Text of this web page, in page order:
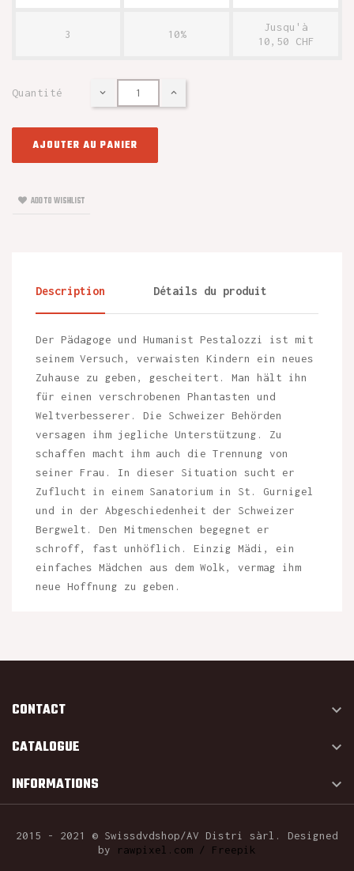
3 10%
Jusqu'à
10,50 CHF
Quantité
AJOUTER AU PANIER
ADD TO WISHLIST
Description Détails du produit
Der Pädagoge und Humanist Pestalozzi ist mit
seinem Versuch, verwaisten Kindern ein neues
Zuhause zu geben, gescheitert. Man hält ihn
für einen verschrobenen Phantasten und
Weltverbesserer. Die Schweizer Behörden
versagen ihm jegliche Unterstützung. Zu
schaffen macht ihm auch die Trennung von
seiner Frau. In dieser Situation sucht er
Zuflucht in einem Sanatorium in St. Gurnigel
und in der Abgeschiedenheit der Schweizer
Bergwelt. Den Mitmenschen begegnet er
schroff, fast unhöflich. Einzig Mädi, ein
einfaches Mädchen aus dem Wolk, vermag ihm
neue Hoffnung zu geben.
CONTACT 
CATALOGUE 
INFORMATIONS 
2015 - 2021 © Swissdvdshop/AV Distri sàrl. Designed
by
rawpixel.com / Freepik